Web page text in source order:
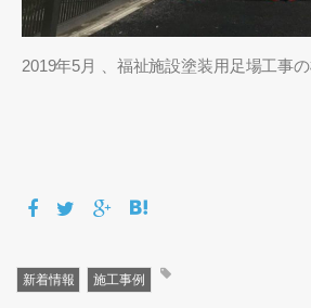
2019年5月 、福祉施設塗装用足場工事の
新着情報 施工事例